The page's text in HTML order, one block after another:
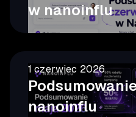
w nanoinflu
1 czerwiec 2026
nanoinflu